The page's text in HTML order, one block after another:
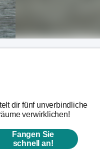
dir fünf unverbindliche
verwirklichen!
Fangen Sie
schnell an!